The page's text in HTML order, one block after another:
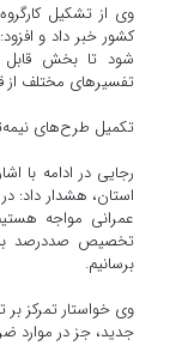
وی از تشکیل
کشور خبر داد و
شود تا بخش قابل
تفسیرهای مختلف
تکمیل طرح‌های
رجایی در ادامه با
استان، هشدار داد:
عمرانی مواجه
تخصیص صددرصد به
برسانیم.
وی خواستار تمرکز
جدید، جز در موارد